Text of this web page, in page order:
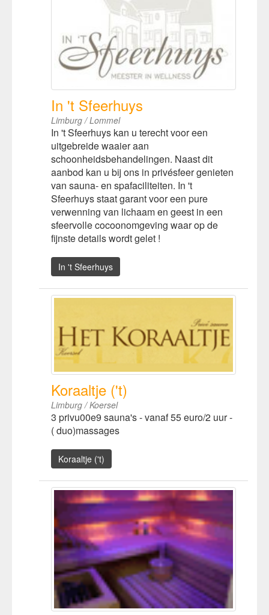
In 't Sfeerhuys
Limburg / Lommel
In 't Sfeerhuys kan u terecht voor een
uitgebreide waaier aan
schoonheidsbehandelingen. Naast dit
aanbod kan u bij ons in privésfeer genieten
van sauna- en spafaciliteiten. In 't
Sfeerhuys staat garant voor een pure
verwenning van lichaam en geest in een
sfeervolle cocoonomgeving waar op de
fijnste details wordt gelet !
In 't Sfeerhuys
Koraaltje ('t)
Limburg / Koersel
3 privu00e9 sauna's - vanaf 55 euro/2 uur -
( duo)massages
Koraaltje ('t)